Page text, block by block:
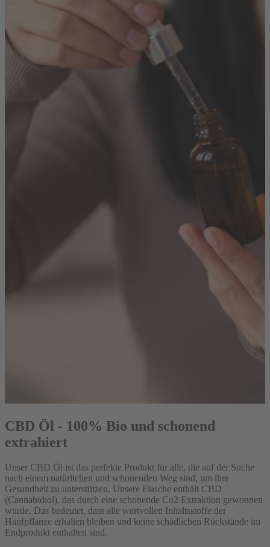
CBD Öl - 100% Bio und schonend
extrahiert
Unser CBD Öl ist das perfekte Produkt für alle, die auf der Suche
nach einem natürlichen und schonenden Weg sind, um ihre
Gesundheit zu unterstützen. Unsere Flasche enthält CBD
(Cannabidiol), das durch eine schonende Co2 Extraktion gewonnen
wurde. Das bedeutet, dass alle wertvollen Inhaltsstoffe der
Hanfpflanze erhalten bleiben und keine schädlichen Rückstände im
Endprodukt enthalten sind.